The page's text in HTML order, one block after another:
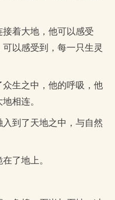
着大地，他可以感受
以感受到，每一只生灵
生之中，他的呼吸，他
相连。
到了天地之中，与自然
了地上。